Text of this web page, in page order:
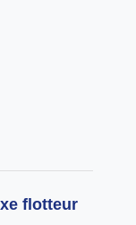
flotteur